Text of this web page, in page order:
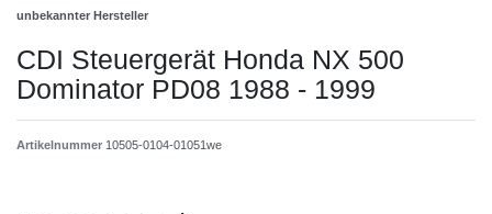
unbekannter Hersteller
CDI Steuergerät Honda NX 500
Dominator PD08 1988 - 1999
Artikelnummer 10505-0104-01051we